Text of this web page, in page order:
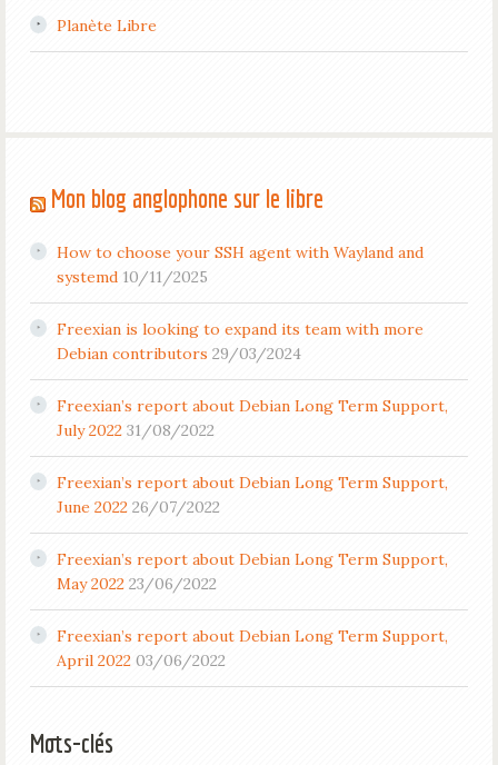
Planète Libre
Mon blog anglophone sur le libre
How to choose your SSH agent with Wayland and
systemd 10/11/2025
Freexian is looking to expand its team with more
Debian contributors 29/03/2024
Freexian’s report about Debian Long Term Support,
July 2022 31/08/2022
Freexian’s report about Debian Long Term Support,
June 2022 26/07/2022
Freexian’s report about Debian Long Term Support,
May 2022 23/06/2022
Freexian’s report about Debian Long Term Support,
April 2022 03/06/2022
Mots-clés